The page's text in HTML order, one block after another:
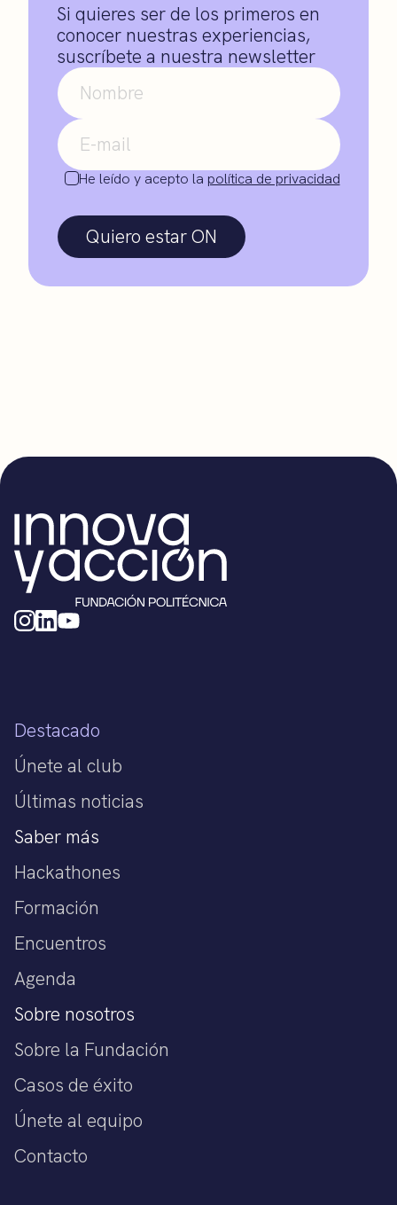
Si quieres ser de los primeros en
conocer nuestras experiencias,
suscríbete a nuestra newsletter
He leído y acepto la política de privacidad
Quiero estar ON
Destacado
Únete al club
Últimas noticias
Saber más
Hackathones
Formación
Encuentros
Agenda
Sobre nosotros
Sobre la Fundación
Casos de éxito
Únete al equipo
Contacto